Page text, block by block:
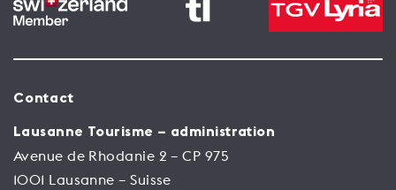
Contact
Lausanne Tourisme – administration
Avenue de Rhodanie 2 – CP 975
1001 Lausanne – Suisse